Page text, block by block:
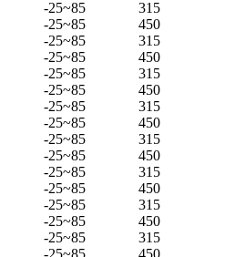
-25~85
315
-25~85
450
-25~85
315
-25~85
450
-25~85
315
-25~85
450
-25~85
315
-25~85
450
-25~85
315
-25~85
450
-25~85
315
-25~85
450
-25~85
315
-25~85
450
-25~85
315